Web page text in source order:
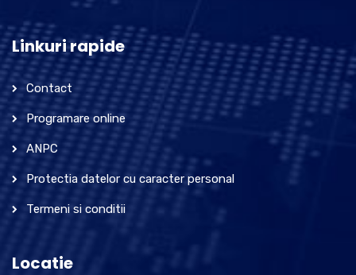
Linkuri rapide
Contact
Programare online
ANPC
Protectia datelor cu caracter personal
Termeni si conditii
Locatie